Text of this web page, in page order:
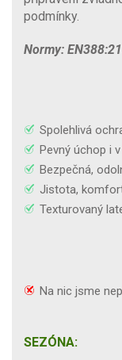
podmínky.
Normy:
Spolehlivá
Pevný úchop i
Bezpečná,
Jistota,
Texturovaný
Na nic jsme
SEZÓNA: